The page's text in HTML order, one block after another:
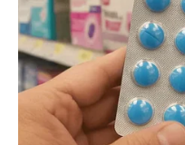
Destined With You (KBS2
Bad Prosecutor(KBS2 |
Insider (JTBC | 2022),
Crazy Love(KBS2 |
Missing: The Other Side 2